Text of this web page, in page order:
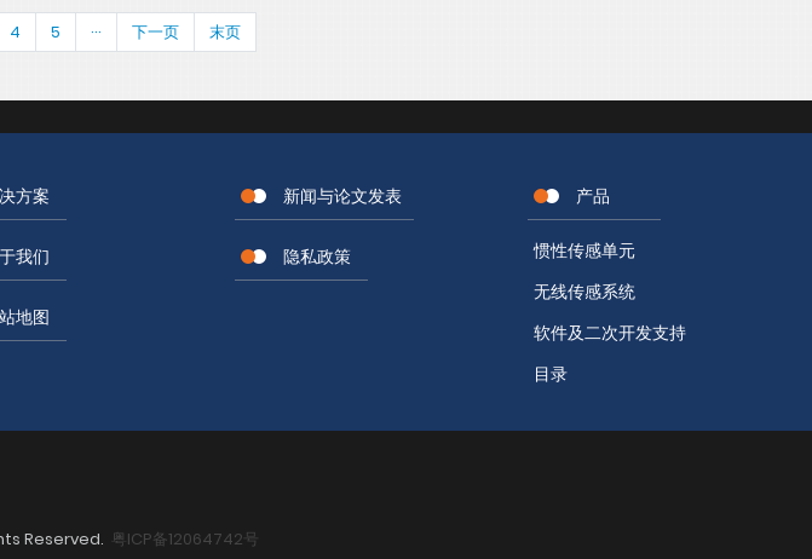
4 5 ··· 下一页 末页
方案 新闻与论文发表
我们 隐私政策
地图
产品
惯性传感单元
无线传感系统
软件及二次开发支持
目录
Reserved. 粤ICP备12064742号